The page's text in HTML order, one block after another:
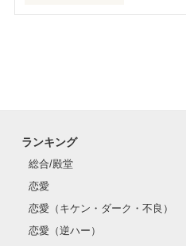
アナタのそばにいることも
もう、できなくなったんだ
ホントにいい事なし
運命？それとも神様のイ
特に変わった１５才の私の体
もし似たような事にな
ランキング
総合/殿堂
恋愛
恋愛（キケン・ダーク・不良）
恋愛（逆ハー）